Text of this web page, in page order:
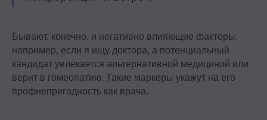
Бывают, конечно, и негативно влияющие факторы,
например, если я ищу доктора, а потенциальный
кандидат увлекается альтернативной медициной или
верит в гомеопатию. Такие маркеры укажут на его
профнепригодность как врача.